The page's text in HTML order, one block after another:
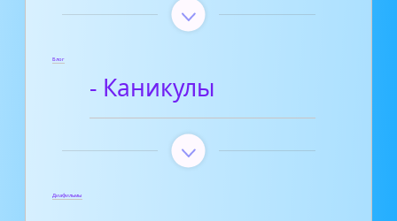
Блог
- Каникулы
Диафильмы